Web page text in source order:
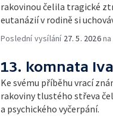
rakovinou čelila tragické
eutanázií v rodině si
Poslední vysílání 27. 5. 2026na
13. komnata
Ke svému příběhu vrací
rakoviny tlustého střeva
a psychického vyčerpání.